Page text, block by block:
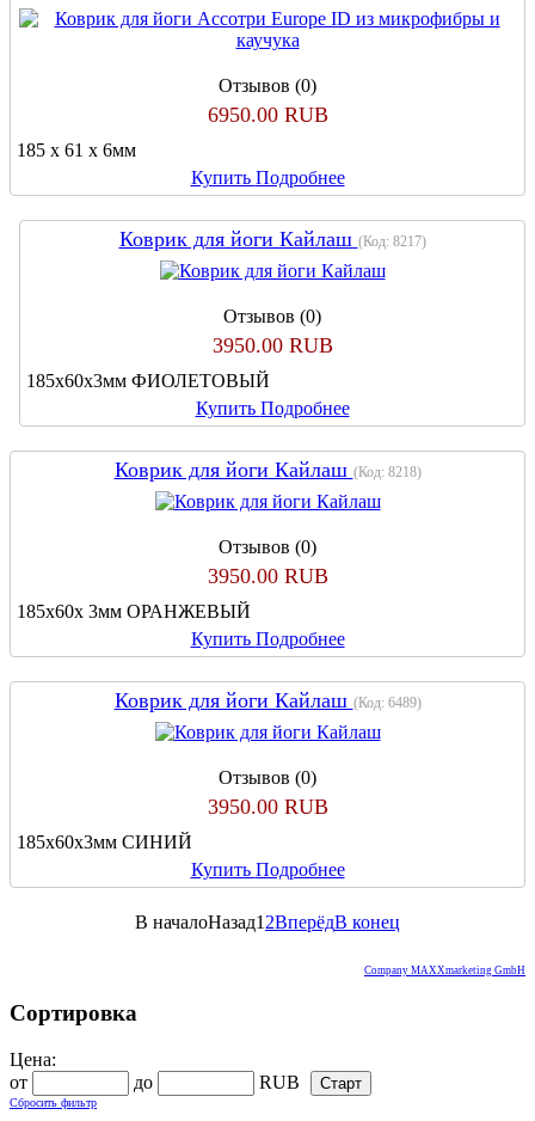
Отзывов (0)
6950.00 RUB
185 х 61 х 6мм
Купить Подробнее
Коврик для йоги Кайлаш (Код: 8217)
Отзывов (0)
3950.00 RUB
185х60х3мм ФИОЛЕТОВЫЙ
Купить Подробнее
Коврик для йоги Кайлаш (Код: 8218)
Отзывов (0)
3950.00 RUB
185х60х 3мм ОРАНЖЕВЫЙ
Купить Подробнее
Коврик для йоги Кайлаш (Код: 6489)
Отзывов (0)
3950.00 RUB
185х60х3мм СИНИЙ
Купить Подробнее
В началоНазад1 2ВперёдВ конец
Company MAXXmarketing GmbH
Сортировка
Цена:
от
до RUB
Сбросить фильтр